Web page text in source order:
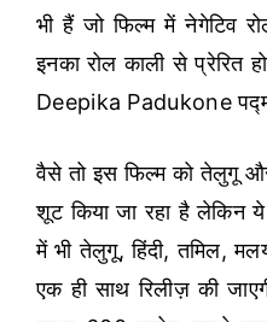
भी हैं जो फिल्म में नेगेटिव
इनका रोल काली से प्रेरित
Deepika Padukone
वैसे तो इस फिल्म को तेलुगू
शूट किया जा रहा है लेकिन ये
में भी तेलुगू, हिंदी, तमिल,
एक ही साथ रिलीज़ की